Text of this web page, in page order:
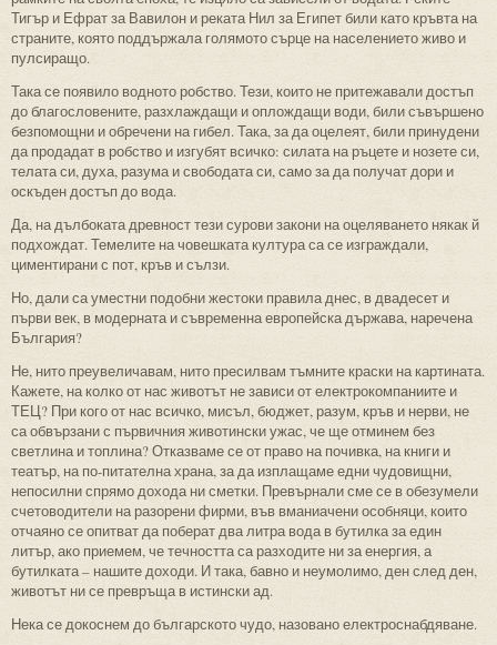
Тигър и Ефрат за Вавилон и реката Нил за Египет били като кръвта на
страните, която поддържала голямото сърце на населението живо и
пулсиращо.
Така се появило водното робство. Тези, които не притежавали достъп
до благословените, разхлаждащи и оплождащи води, били съвършено
безпомощни и обречени на гибел. Така, за да оцелеят, били принудени
да продадат в робство и изгубят всичко: силата на ръцете и нозете си,
телата си, духа, разума и свободата си, само за да получат дори и
оскъден достъп до вода.
Да, на дълбоката древност тези сурови закони на оцеляването някак й
подхождат. Темелите на човешката култура са се изграждали,
циментирани с пот, кръв и сълзи.
Но, дали са уместни подобни жестоки правила днес, в двадесет и
първи век, в модерната и съвременна европейска държава, наречена
България?
Не, нито преувеличавам, нито пресилвам тъмните краски на картината.
Кажете, на колко от нас животът не зависи от електрокомпаниите и
ТЕЦ? При кого от нас всичко, мисъл, бюджет, разум, кръв и нерви, не
са обвързани с първичния животински ужас, че ще отминем без
светлина и топлина? Отказваме се от право на почивка, на книги и
театър, на по-питателна храна, за да изплащаме едни чудовищни,
непосилни спрямо дохода ни сметки. Превърнали сме се в обезумели
счетоводители на разорени фирми, във вманиачени особняци, които
отчаяно се опитват да поберат два литра вода в бутилка за един
литър, ако приемем, че течността са разходите ни за енергия, а
бутилката – нашите доходи. И така, бавно и неумолимо, ден след ден,
животът ни се превръща в истински ад.
Нека се докоснем до българското чудо, назовано електроснабдяване.